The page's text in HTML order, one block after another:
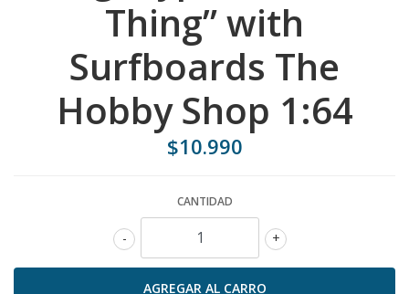
Thing” with
Surfboards The
Hobby Shop 1:64
$10.990
CANTIDAD
+
-